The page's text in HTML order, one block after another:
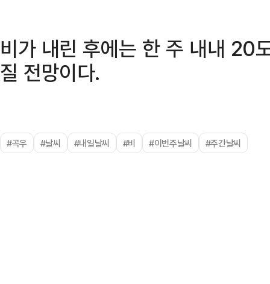
비가 내린 후에는 한 주 내내 20
질 전망이다.
#곡우 #날씨 #내일날씨 #비 #이번주날씨 #주간날씨